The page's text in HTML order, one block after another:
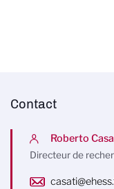
Contact
Roberto
Directeur de